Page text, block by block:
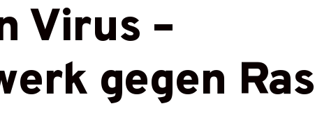
Virus –
gegen